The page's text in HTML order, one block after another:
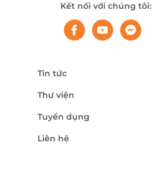
Kết nối với chúng tôi:
Tin tức
Thư viện
Tuyển dụng
Liên hệ